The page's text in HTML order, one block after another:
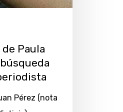
Paula
Pérez (nota